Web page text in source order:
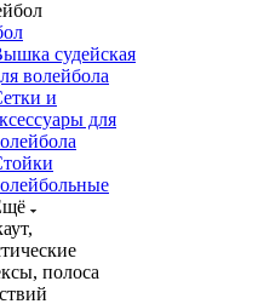
судейская
волейбола
и
для